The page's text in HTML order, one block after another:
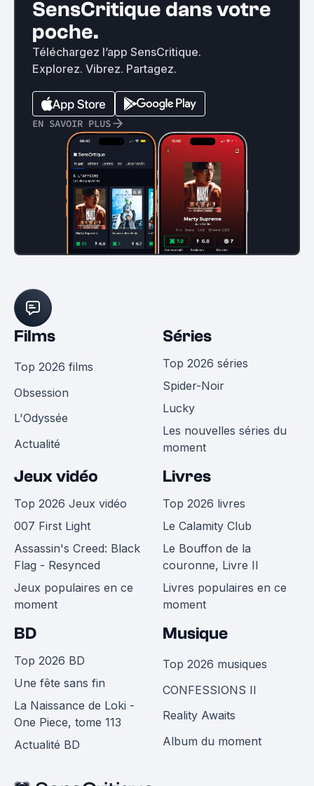
SensCritique dans votre
poche.
Téléchargez l’app SensCritique.
Explorez. Vibrez. Partagez.
EN SAVOIR PLUS
Films
Top 2026 films
Obsession
L'Odyssée
Actualité
Séries
Top 2026 séries
Spider-Noir
Lucky
Les nouvelles séries du
moment
Jeux vidéo
Top 2026 Jeux vidéo
007 First Light
Assassin's Creed: Black
Flag - Resynced
Jeux populaires en ce
moment
Livres
Top 2026 livres
Le Calamity Club
Le Bouffon de la
couronne, Livre II
Livres populaires en ce
moment
BD
Top 2026 BD
Une fête sans fin
La Naissance de Loki -
One Piece, tome 113
Actualité BD
Musique
Top 2026 musiques
CONFESSIONS II
Reality Awaits
Album du moment